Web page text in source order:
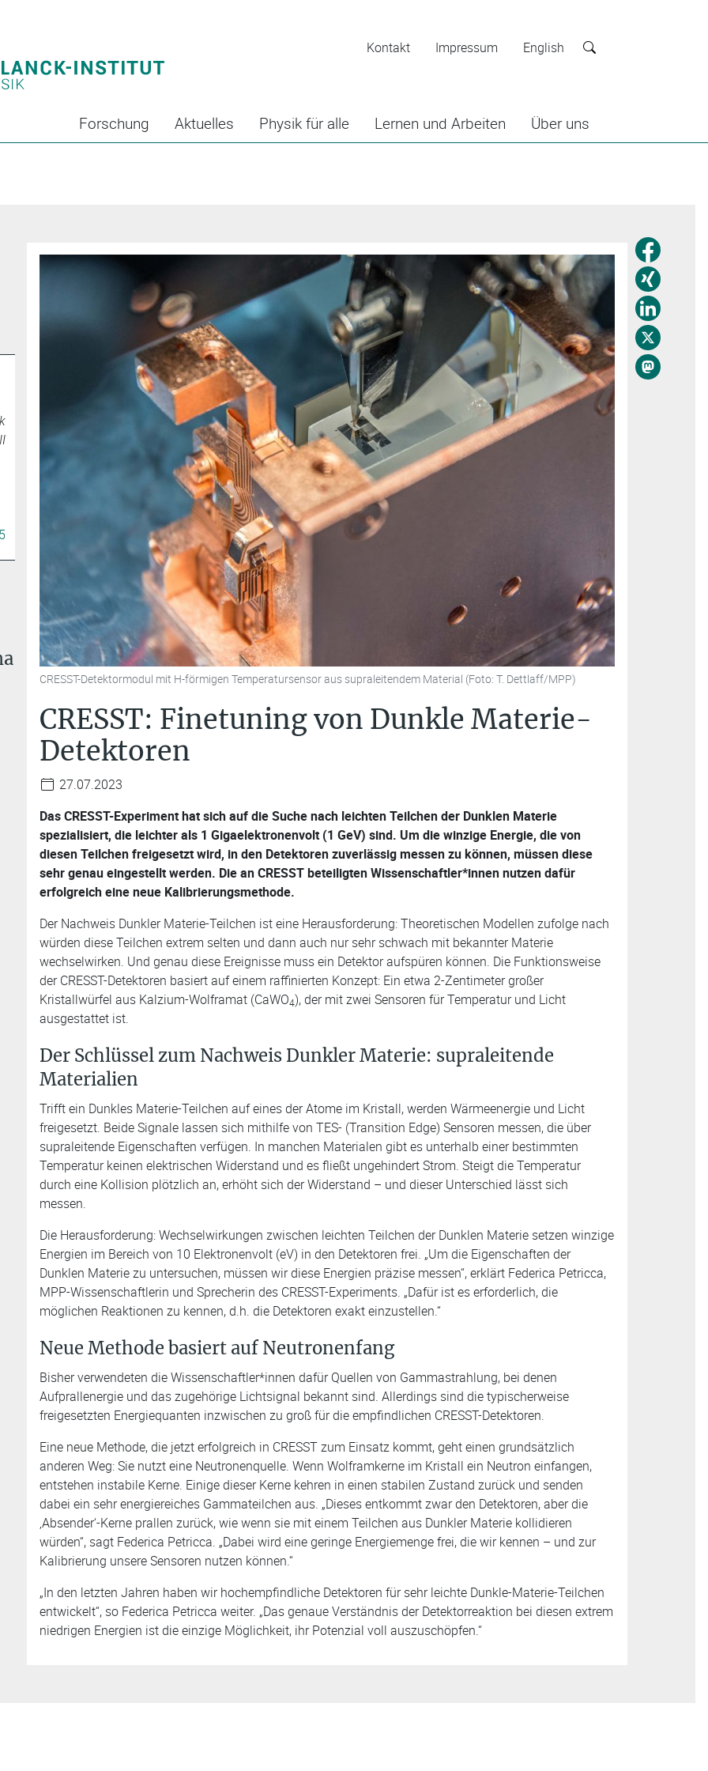
Kontakt Impressum
English
Forschung Aktuelles Physik für alle Lernen und Arbeiten Über uns
CRESST-Detektormodul mit H-förmigen Temperatursensor aus supraleitendem Material (Foto: T. Dettlaff/MPP)
CRESST: Finetuning von Dunkle Materie-
Detektoren
27.07.2023
Das CRESST-Experiment hat sich auf die Suche nach leichten Teilchen der Dunklen Materie
spezialisiert, die leichter als 1 Gigaelektronenvolt (1 GeV) sind. Um die winzige Energie, die von
diesen Teilchen freigesetzt wird, in den Detektoren zuverlässig messen zu können, müssen diese
sehr genau eingestellt werden. Die an CRESST beteiligten Wissenschaftler*innen nutzen dafür
erfolgreich eine neue Kalibrierungsmethode.
Der Nachweis Dunkler Materie-Teilchen ist eine Herausforderung: Theoretischen Modellen zufolge nach
würden diese Teilchen extrem selten und dann auch nur sehr schwach mit bekannter Materie
wechselwirken. Und genau diese Ereignisse muss ein Detektor aufspüren können. Die Funktionsweise
der CRESST-Detektoren basiert auf einem raffinierten Konzept: Ein etwa 2-Zentimeter großer
Kristallwürfel aus Kalzium-Wolframat (CaWO4), der mit zwei Sensoren für Temperatur und Licht
ausgestattet ist.
Der Schlüssel zum Nachweis Dunkler Materie: supraleitende
Materialien
Trifft ein Dunkles Materie-Teilchen auf eines der Atome im Kristall, werden Wärmeenergie und Licht
freigesetzt. Beide Signale lassen sich mithilfe von TES- (Transition Edge) Sensoren messen, die über
supraleitende Eigenschaften verfügen. In manchen Materialen gibt es unterhalb einer bestimmten
Temperatur keinen elektrischen Widerstand und es fließt ungehindert Strom. Steigt die Temperatur
durch eine Kollision plötzlich an, erhöht sich der Widerstand – und dieser Unterschied lässt sich
messen.
Die Herausforderung: Wechselwirkungen zwischen leichten Teilchen der Dunklen Materie setzen winzige
Energien im Bereich von 10 Elektronenvolt (eV) in den Detektoren frei. „Um die Eigenschaften der
Dunklen Materie zu untersuchen, müssen wir diese Energien präzise messen“, erklärt Federica Petricca,
MPP-Wissenschaftlerin und Sprecherin des CRESST-Experiments. „Dafür ist es erforderlich, die
möglichen Reaktionen zu kennen, d.h. die Detektoren exakt einzustellen.“
Neue Methode basiert auf Neutronenfang
Bisher verwendeten die Wissenschaftler*innen dafür Quellen von Gammastrahlung, bei denen
Aufprallenergie und das zugehörige Lichtsignal bekannt sind. Allerdings sind die typischerweise
freigesetzten Energiequanten inzwischen zu groß für die empfindlichen CRESST-Detektoren.
Eine neue Methode, die jetzt erfolgreich in CRESST zum Einsatz kommt, geht einen grundsätzlich
anderen Weg: Sie nutzt eine Neutronenquelle. Wenn Wolframkerne im Kristall ein Neutron einfangen,
entstehen instabile Kerne. Einige dieser Kerne kehren in einen stabilen Zustand zurück und senden
dabei ein sehr energiereiches Gammateilchen aus. „Dieses entkommt zwar den Detektoren, aber die
‚Absender‘-Kerne prallen zurück, wie wenn sie mit einem Teilchen aus Dunkler Materie kollidieren
würden“, sagt Federica Petricca. „Dabei wird eine geringe Energiemenge frei, die wir kennen – und zur
Kalibrierung unsere Sensoren nutzen können.“
„In den letzten Jahren haben wir hochempfindliche Detektoren für sehr leichte Dunkle-Materie-Teilchen
entwickelt“, so Federica Petricca weiter. „Das genaue Verständnis der Detektorreaktion bei diesen extrem
niedrigen Energien ist die einzige Möglichkeit, ihr Potenzial voll auszuschöpfen.“